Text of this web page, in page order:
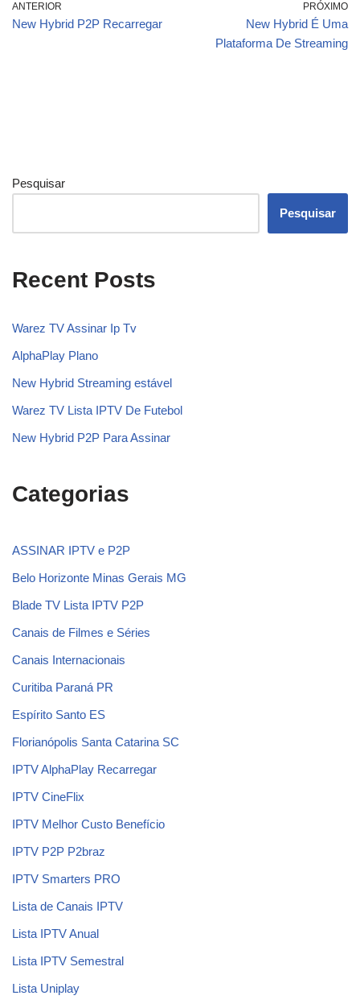
ANTERIOR
New Hybrid P2P Recarregar
PRÓXIMO
New Hybrid É Uma
Plataforma De Streaming
Pesquisar
Pesquisar
Recent Posts
Warez TV Assinar Ip Tv
AlphaPlay Plano
New Hybrid Streaming estável
Warez TV Lista IPTV De Futebol
New Hybrid P2P Para Assinar
Categorias
ASSINAR IPTV e P2P
Belo Horizonte Minas Gerais MG
Blade TV Lista IPTV P2P
Canais de Filmes e Séries
Canais Internacionais
Curitiba Paraná PR
Espírito Santo ES
Florianópolis Santa Catarina SC
IPTV AlphaPlay Recarregar
IPTV CineFlix
IPTV Melhor Custo Benefício
IPTV P2P P2braz
IPTV Smarters PRO
Lista de Canais IPTV
Lista IPTV Anual
Lista IPTV Semestral
Lista Uniplay